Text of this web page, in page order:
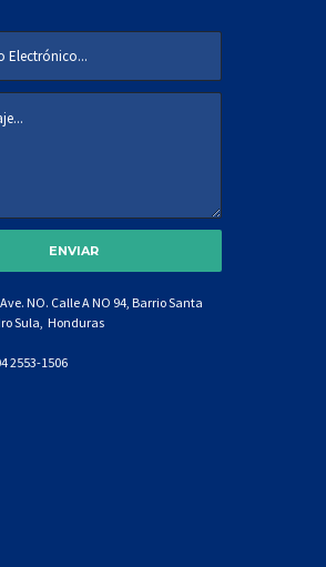
NO. Calle A NO 94, Barrio Santa
Sula, Honduras
2553-1506